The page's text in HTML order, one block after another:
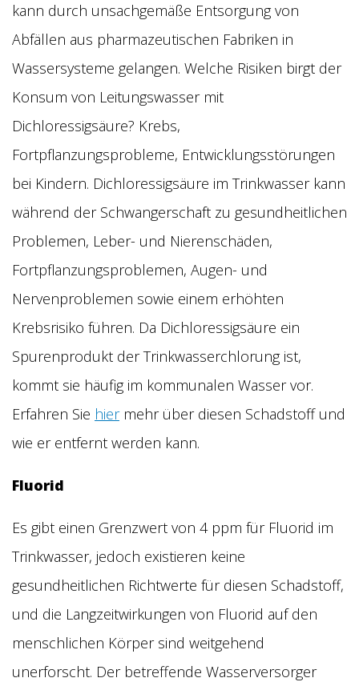
kann durch unsachgemäße Entsorgung von
Abfällen aus pharmazeutischen Fabriken in
Wassersysteme gelangen. Welche Risiken birgt der
Konsum von Leitungswasser mit
Dichloressigsäure? Krebs,
Fortpflanzungsprobleme, Entwicklungsstörungen
bei Kindern. Dichloressigsäure im Trinkwasser kann
während der Schwangerschaft zu gesundheitlichen
Problemen, Leber- und Nierenschäden,
Fortpflanzungsproblemen, Augen- und
Nervenproblemen sowie einem erhöhten
Krebsrisiko führen. Da Dichloressigsäure ein
Spurenprodukt der Trinkwasserchlorung ist,
kommt sie häufig im kommunalen Wasser vor.
Erfahren Sie hiermehr über diesen Schadstoff und
wie er entfernt werden kann.
Fluorid
Es gibt einen Grenzwert von 4 ppm für Fluorid im
Trinkwasser, jedoch existieren keine
gesundheitlichen Richtwerte für diesen Schadstoff,
und die Langzeitwirkungen von Fluorid auf den
menschlichen Körper sind weitgehend
unerforscht. Der betreffende Wasserversorger